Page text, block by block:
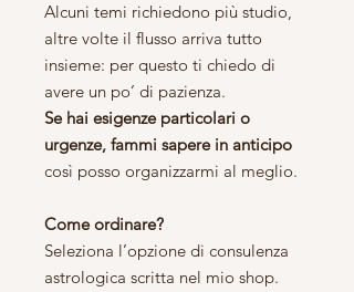
Alcuni temi richiedono più studio,
altre volte il flusso arriva tutto
insieme: per questo ti chiedo di
avere un po’ di pazienza.
Se hai esigenze particolari o
urgenze, fammi sapere in anticipo
così posso organizzarmi al meglio.
Come ordinare?
Seleziona l’opzione di consulenza
astrologica scritta nel mio shop.